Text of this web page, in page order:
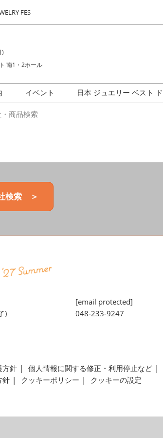
FES
)
南1・2ホール
の様子
イベント
日本 ジュエリー ベスト
商品検索
検索 ＞
)
[email protected]
048-233-9247
方針 個人情報に関する修正・利用停止など
針
クッキーポリシー クッキーの設定